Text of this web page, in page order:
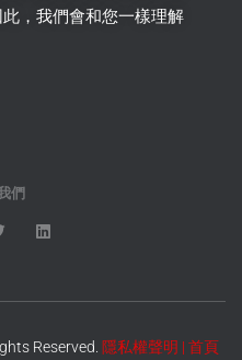
，我們會和您一樣理解
們
Reserved. 隱私權聲明 | 首頁